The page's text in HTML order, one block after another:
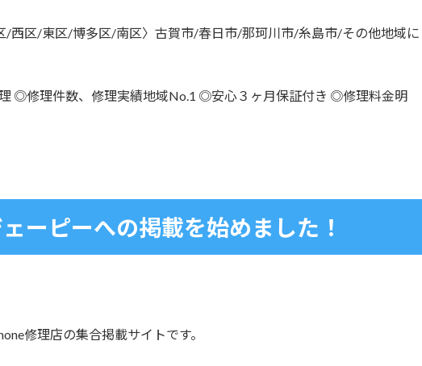
/西区/東区/博多区/南区〉古賀市/春日市/那珂川市/糸島市/その他地域に
◎修理件数、修理実績地域No.1 ◎安心３ヶ月保証付き ◎修理料金明
ーピーへの掲載を始めました！
修理店の集合掲載サイトです。